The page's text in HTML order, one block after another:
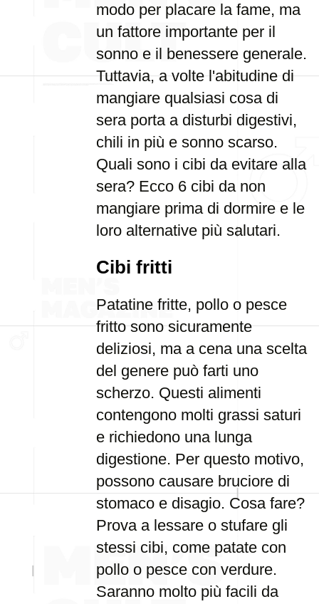
modo per placare la fame, ma
un fattore importante per il
sonno e il benessere generale.
Tuttavia, a volte l'abitudine di
mangiare qualsiasi cosa di
sera porta a disturbi digestivi,
chili in più e sonno scarso.
Quali sono i cibi da evitare alla
sera? Ecco 6 cibi da non
mangiare prima di dormire e le
loro alternative più salutari.
Cibi fritti
Patatine fritte, pollo o pesce
fritto sono sicuramente
deliziosi, ma a cena una scelta
del genere può farti uno
scherzo. Questi alimenti
contengono molti grassi saturi
e richiedono una lunga
digestione. Per questo motivo,
possono causare bruciore di
stomaco e disagio. Cosa fare?
Prova a lessare o stufare gli
stessi cibi, come patate con
pollo o pesce con verdure.
Saranno molto più facili da